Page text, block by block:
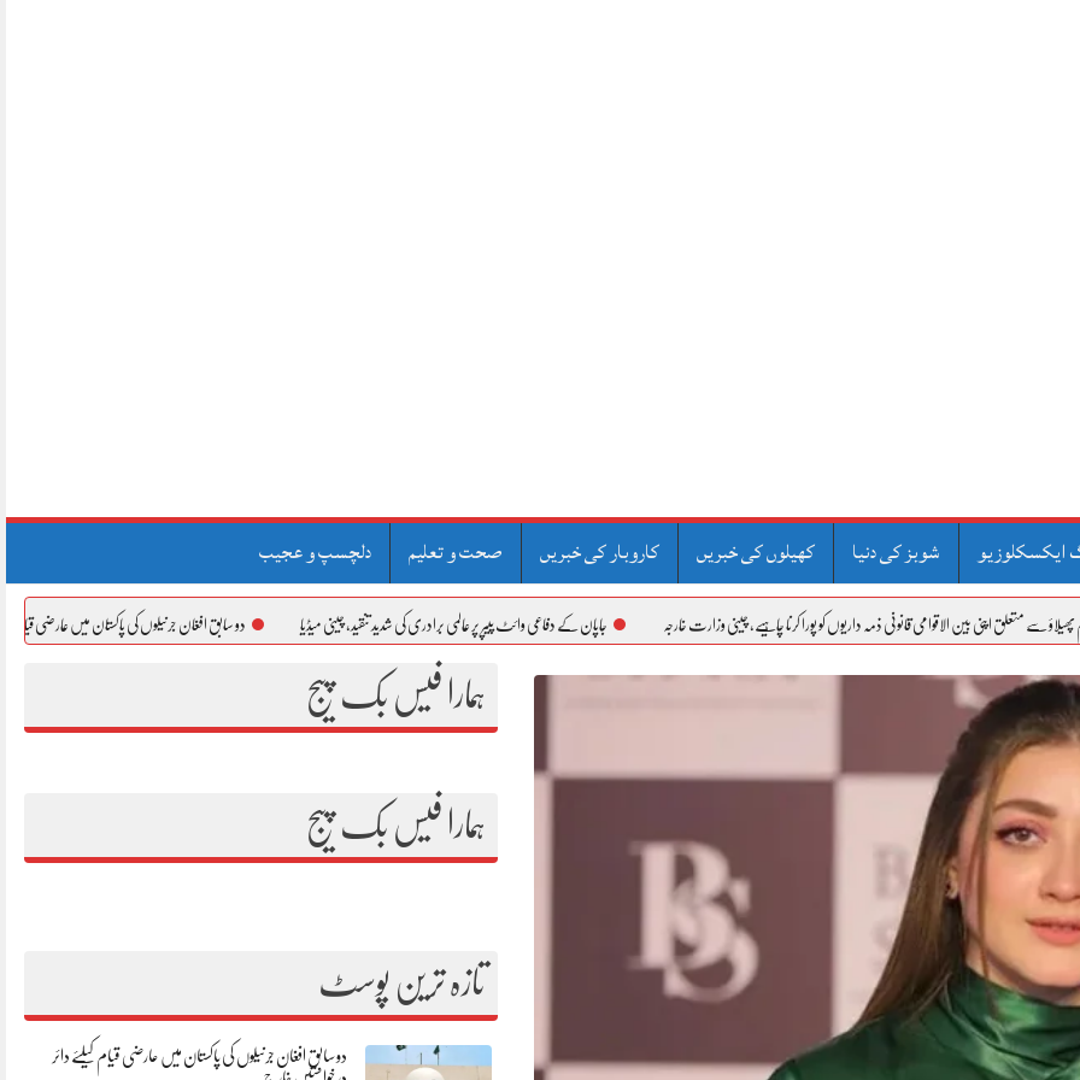
ایکسکلوزیو شوبز کی دنیا کھیلوں کی خبریں کاروبار کی خبریں صحت و تعلیم دلچسپ و عجیب
اپنی بین الاقوامی قانونی ذمہ داریوں کو پورا کرنا چاہیے، چینی وزارت خارجہ جاپان کے دفاعی وائٹ پیپر پر عالمی برادری کی شدید تنقید، چینی میڈیا دو سابق افغان جرنیلوں کی پاکستان میں عارضی قیام کیلئے دائر
ہمارا فیس بک پیج
ہمارا فیس بک پیج
تازہ ترین پوسٹ
دو سابق افغان جرنیلوں کی پاکستان میں عارضی قیام کیلئے دائر